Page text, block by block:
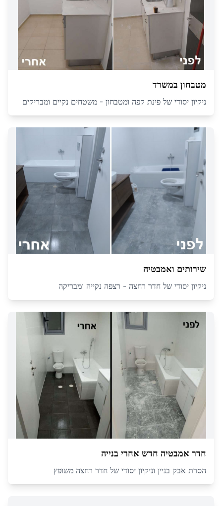
מטבחון במשרד
ניקיון יסודי של פינת קפה ומטבחון - משטחים נקיים ומבריקים
שירותים ואמבטיה
ניקיון יסודי של חדר רחצה - רצפה נקייה ומבריקה
חדר אמבטיה חדש אחרי בנייה
הסרת אבק בניין וניקיון יסודי של חדר רחצה משופץ